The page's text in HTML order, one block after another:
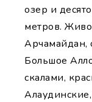
озер и
метров.
Арчамайдан,
Большое
скалами,